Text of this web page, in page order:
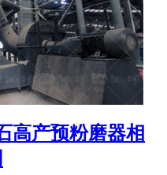
高产预粉磨器相